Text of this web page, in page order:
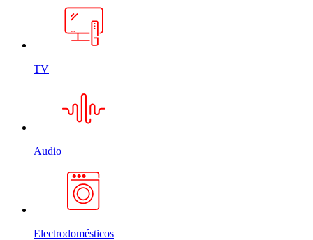
TV
Audio
Electrodomésticos